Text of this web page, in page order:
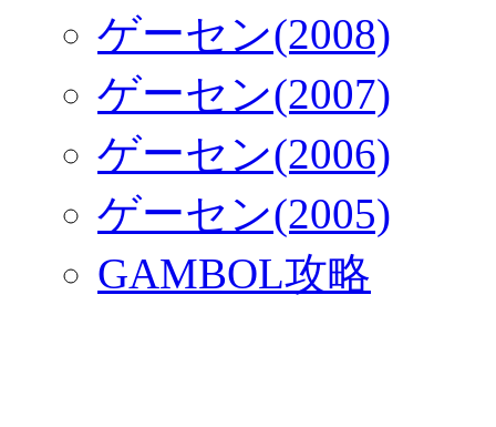
ゲーセン(2008)
ゲーセン(2007)
ゲーセン(2006)
ゲーセン(2005)
GAMBOL攻略